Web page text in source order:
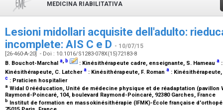
MEDICINA RIABILITATIVA
Lesioni midollari acquisite dell'adulto:
incomplete: AIS C e D - 10/07/15
[26-460-A-20] - Doi : 10.1016/S1283-078X(15)72183-8
B. Bouchot-Marchal a, b : Kinésithérapeute cadre, enseignante, S. Hameau a
Kinésithérapeute, C. Latchera : Kinésithérapeute, F. Roman a : Kinésithérapeute
c : Praticien hospitalier
a Widal 0 rééducation, Unité de médecine physique et de réadaptation (pavillon
Raymond-Poincaré, 104, boulevard Raymond-Poincaré, 92380 Garches, France
b Institut de formation en massokinésithérapie (IFMK)-École française